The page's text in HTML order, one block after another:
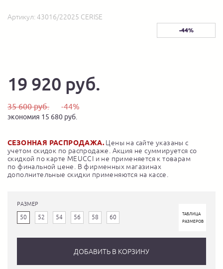
Артикул: 43016/22025 CERISE
-44%
19 920 руб.
35 600 руб. -44%
экономия 15 680 руб.
СЕЗОННАЯ РАСПРОДАЖА. Цены на сайте указаны с
учетом скидок по распродаже. Акция не суммируется со
скидкой по карте MEUCCI и не применяется к товарам
по финальной цене. В фирменных магазинах
дополнительные скидки применяются на кассе.
РАЗМЕР
50 52 54 56 58 60
ТАБЛИЦА
РАЗМЕРОВ
ДОБАВИТЬ В КОРЗИНУ